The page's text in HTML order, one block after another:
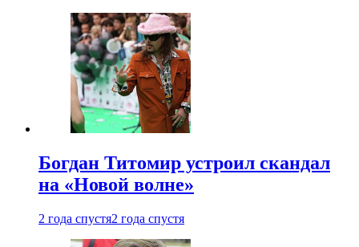
Богдан Титомир устроил скандал
на «Новой волне»
2 года спустя2 года спустя